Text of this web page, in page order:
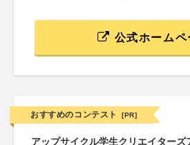
公式ホームペ
おすすめのコンテスト [PR]
アップサイクル学生クリエイターズ